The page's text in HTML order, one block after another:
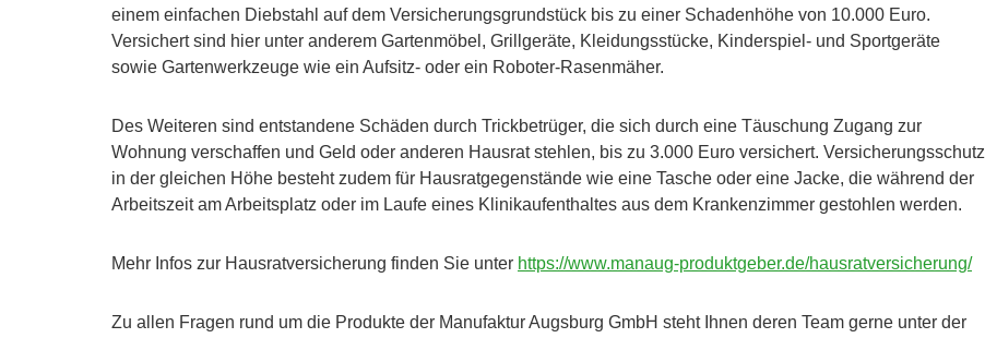
einem einfachen Diebstahl auf dem Versicherungsgrundstück bis zu einer Schadenhöhe von 10.000 Euro.
Versichert sind hier unter anderem Gartenmöbel, Grillgeräte, Kleidungsstücke, Kinderspiel- und Sportgeräte
sowie Gartenwerkzeuge wie ein Aufsitz- oder ein Roboter-Rasenmäher.
Des Weiteren sind entstandene Schäden durch Trickbetrüger, die sich durch eine Täuschung Zugang zur
Wohnung verschaffen und Geld oder anderen Hausrat stehlen, bis zu 3.000 Euro versichert. Versicherungsschutz
in der gleichen Höhe besteht zudem für Hausratgegenstände wie eine Tasche oder eine Jacke, die während der
Arbeitszeit am Arbeitsplatz oder im Laufe eines Klinikaufenthaltes aus dem Krankenzimmer gestohlen werden.
Mehr Infos zur Hausratversicherung finden Sie unter https://www.manaug-produktgeber.de/hausratversicherung/
Zu allen Fragen rund um die Produkte der Manufaktur Augsburg GmbH steht Ihnen deren Team gerne unter der